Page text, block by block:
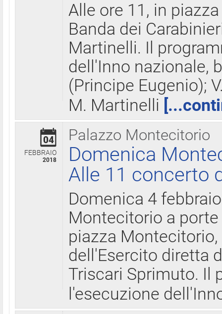
Alle ore 11, in
Banda dei
Martinelli. Il
dell'Inno nazionale,
(Principe Eugenio);
M. Martinelli
Palazzo Montecitorio
04
FEBBRAIO
2018
Domenica
Alle 11 concerto
Domenica 4
Montecitorio a
piazza
dell'Esercito diretta
Triscari Sprimuto. Il
l'esecuzione